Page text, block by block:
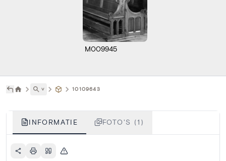
M009945
˅ 10109643
INFORMATIE FOTO'S (1)